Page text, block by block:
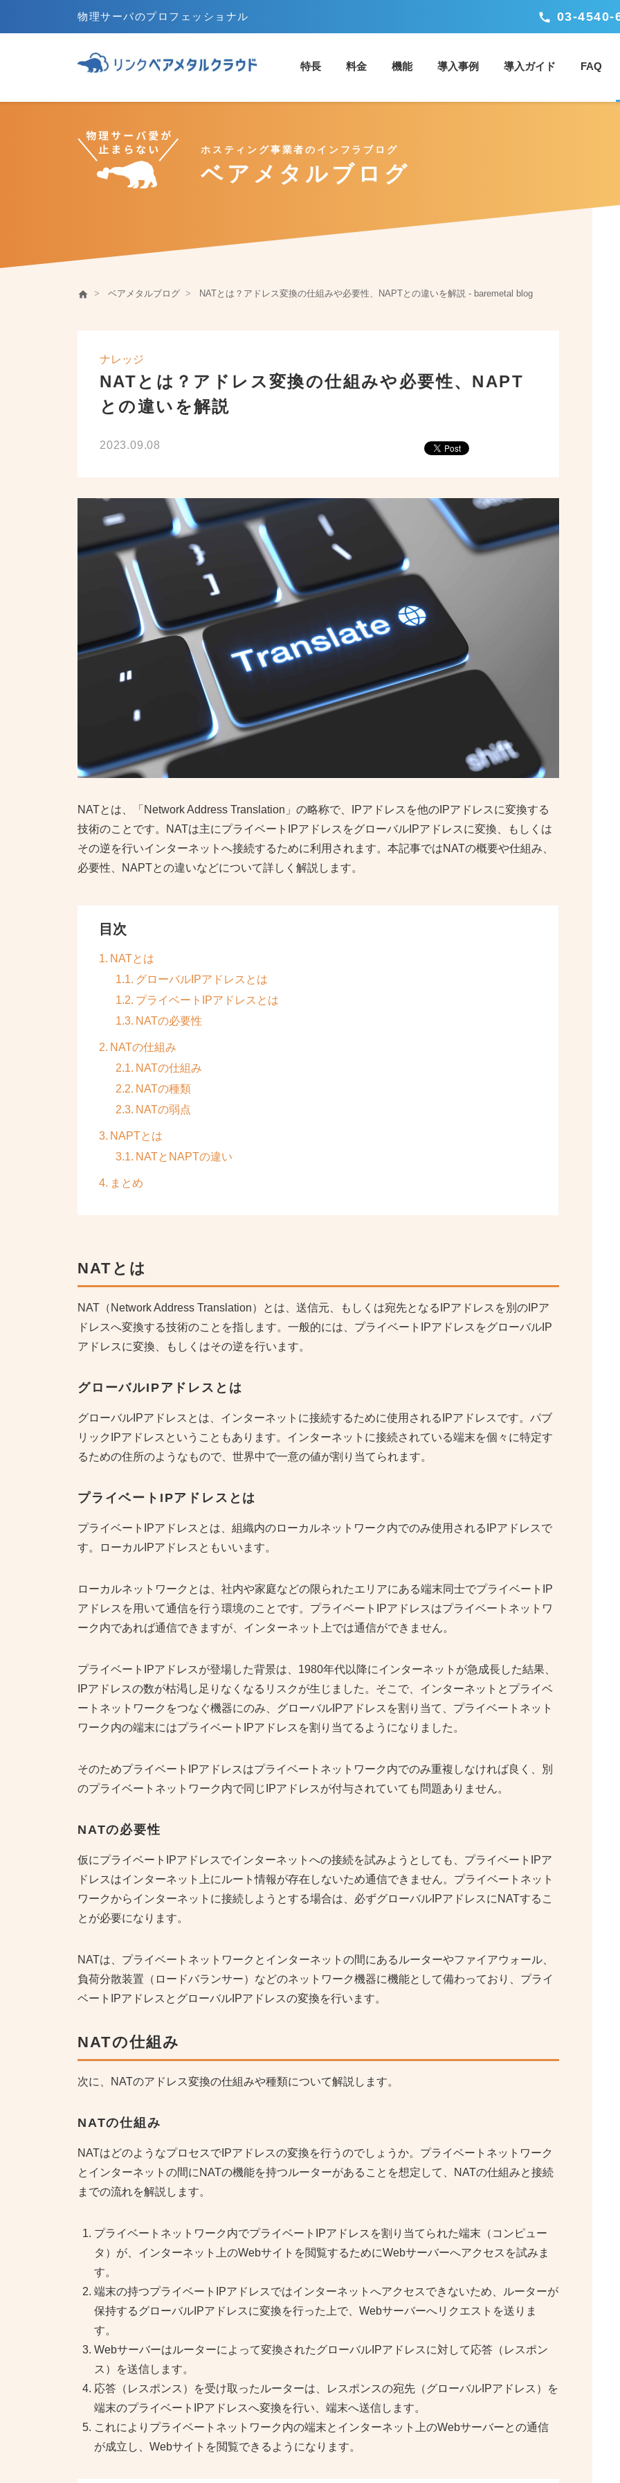
物理サーバのプロフェッショナル call 03-
特長
ベアメタルとは？
リンクが選ばれる理由 ベアメタルクラウドで実現できること
料金 機能
サーバ バックアップ/ストレージ
導入事例 導入ガイド FAQ
ホスティング事業者のインフラブログ
ベアメタルブログ
home ベアメタルブログ NATとは？アドレス変換の仕組みや必要性、NAPTとの違いを解説 - baremetal blog
ナレッジ
NATとは？アドレス変換の仕組みや必要性、NAPT
との違いを解説
2023.09.08
NATとは、「Network Address Translation」の略称で、IPアドレスを他のIPアドレスに変換する
技術のことです。NATは主にプライベートIPアドレスをグローバルIPアドレスに変換、もしくは
その逆を行いインターネットへ接続するために利用されます。本記事ではNATの概要や仕組み、
必要性、NAPTとの違いなどについて詳しく解説します。
目次
NATとは
グローバルIPアドレスとは
プライベートIPアドレスとは
NATの必要性
NATの仕組み
NATの仕組み
NATの種類
NATの弱点
NAPTとは
NATとNAPTの違い
まとめ
NAT とは
NAT（Network Address Translation）とは、送信元、もしくは宛先となるIPアドレスを別のIPア
ドレスへ変換する技術のことを指します。一般的には、プライベートIPアドレスをグローバルIP
アドレスに変換、もしくはその逆を行います。
グローバルIPアドレスとは
グローバルIPアドレスとは、インターネットに接続するために使用されるIPアドレスです。パブ
リックIPアドレスということもあります。インターネットに接続されている端末を個々に特定す
るための住所のようなもので、世界中で一意の値が割り当てられます。
プライベートIPアドレスとは
プライベートIPアドレスとは、組織内のローカルネットワーク内でのみ使用されるIPアドレスで
す。ローカルIPアドレスともいいます。
ローカルネットワークとは、社内や家庭などの限られたエリアにある端末同士でプライベートIP
アドレスを用いて通信を行う環境のことです。プライベートIPアドレスはプライベートネットワ
ーク内であれば通信できますが、インターネット上では通信ができません。
プライベートIPアドレスが登場した背景は、1980年代以降にインターネットが急成長した結果、
IPアドレスの数が枯渇し足りなくなるリスクが生じました。そこで、インターネットとプライベ
ートネットワークをつなぐ機器にのみ、グローバルIPアドレスを割り当て、プライベートネット
ワーク内の端末にはプライベートIPアドレスを割り当てるようになりました。
そのためプライベートIPアドレスはプライベートネットワーク内でのみ重複しなければ良く、別
のプライベートネットワーク内で同じIPアドレスが付与されていても問題ありません。
NATの必要性
仮にプライベートIPアドレスでインターネットへの接続を試みようとしても、プライベートIPア
ドレスはインターネット上にルート情報が存在しないため通信できません。プライベートネット
ワークからインターネットに接続しようとする場合は、必ずグローバルIPアドレスにNATするこ
とが必要になります。
NATは、プライベートネットワークとインターネットの間にあるルーターやファイアウォール、
負荷分散装置（ロードバランサー）などのネットワーク機器に機能として備わっており、プライ
ベートIPアドレスとグローバルIPアドレスの変換を行います。
NATの仕組み
次に、NATのアドレス変換の仕組みや種類について解説します。
NATの仕組み
NATはどのようなプロセスでIPアドレスの変換を行うのでしょうか。プライベートネットワーク
とインターネットの間にNATの機能を持つルーターがあることを想定して、NATの仕組みと接続
までの流れを解説します。
プライベートネットワーク内でプライベートIPアドレスを割り当てられた端末（コンピュー
タ）が、インターネット上のWebサイトを閲覧するためにWebサーバーへアクセスを試みま
す。
端末の持つプライベートIPアドレスではインターネットへアクセスできないため、ルーターが
保持するグローバルIPアドレスに変換を行った上で、Webサーバーへリクエストを送りま
す。
Webサーバーはルーターによって変換されたグローバルIPアドレスに対して応答（レスポン
ス）を送信します。
応答（レスポンス）を受け取ったルーターは、レスポンスの宛先（グローバルIPアドレス）を
端末のプライベートIPアドレスへ変換を行い、端末へ送信します。
これによりプライベートネットワーク内の端末とインターネット上のWebサーバーとの通信
が成立し、Webサイトを閲覧できるようになります。